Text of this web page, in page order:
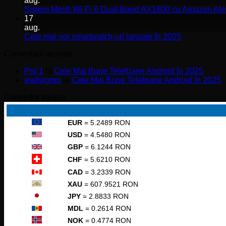
iPhone
iPhone
Sistem Mesh Wi-Fi 6 Dual-Band AX1800 cu Amazon
17
aug.
Cele mai noi smartwatch-uri lansate în 2025Niciun
mai
noi
în
Pro 1
Cele Mai Bune Telefoane Android în 2025
wallsignro
Cele Mai Bune Telefoane Android în 2025
EUR = 5.2489 RON
USD = 4.5480 RON
GBP = 6.1244 RON
CHF = 5.6210 RON
CAD = 3.2339 RON
XAU = 607.9521 RON
JPY = 2.8833 RON
MDL = 0.2614 RON
NOK = 0.4774 RON